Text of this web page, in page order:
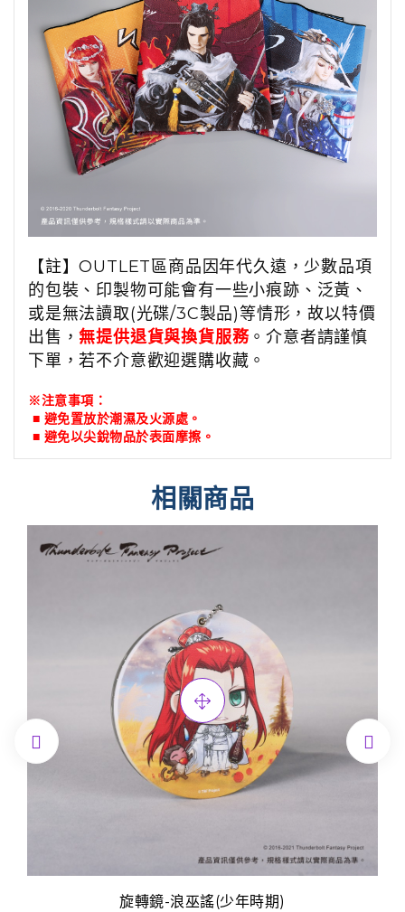
【註】OUTLET區商品因年代久遠，少數品項
的包裝、印製物可能會有一些小痕跡、泛黃、
或是無法讀取(光碟/3C製品)等情形，故以特價
出售，無提供退貨與換貨服務。介意者請謹慎
下單，若不介意歡迎選購收藏。
※注意事項：
■ 避免置放於潮濕及火源處。
■ 避免以尖銳物品於表面摩擦。
相關商品
旋轉鏡-浪巫謠(少年時期)
 